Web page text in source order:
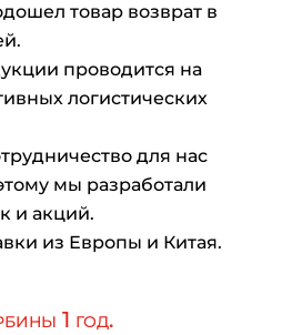
товар возврат в
проводится на
логистических
для нас
мы разработали
и акций.
из Европы и Китая.
1 год.